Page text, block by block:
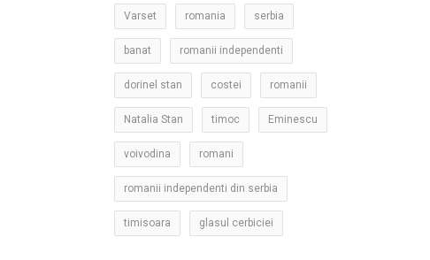
Varset romania serbia
banat romanii independenti
dorinel stan costei romanii
Natalia Stan timoc Eminescu
voivodina romani
romanii independenti din serbia
timisoara glasul cerbiciei